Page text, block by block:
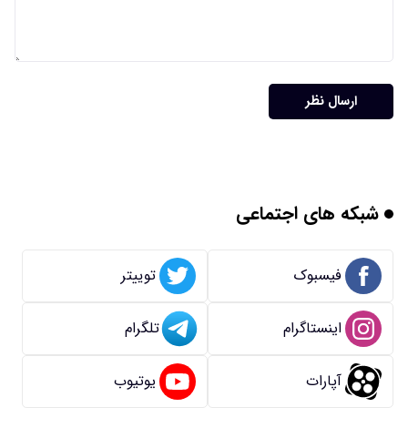
ارسال نظر
شبکه های اجتماعی
فیسبوک توییتر
اینستاگرام تلگرام
آپارات یوتیوب